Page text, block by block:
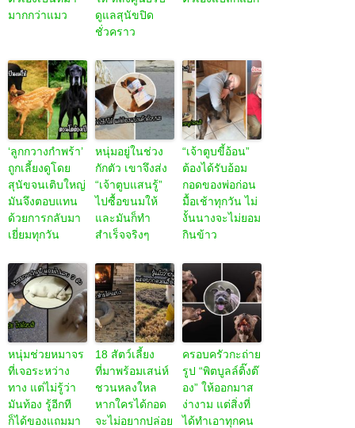
มากกว่าแมว
ดูแลสุนัขปิด
ชั่วคราว
‘ลูกกวางกำพร้า’
ถูกเลี้ยงดูโดย
สุนัขจนเติบใหญ่
มันจึงตอบแทน
ด้วยการกลับมา
เยี่ยมทุกวัน
หนุ่มอยู่ในช่วง
กักตัว เขาจึงส่ง
“เจ้าตูบแสนรู้”
ไปซื้อขนมให้
และมันก็ทำ
สำเร็จจริงๆ
“เจ้าตูบขี้อ้อน”
ต้องได้รับอ้อม
กอดของพ่อก่อน
มื้อเช้าทุกวัน ไม่
งั้นนางจะไม่ยอม
กินข้าว
หนุ่มช่วยหมาจร
ที่เจอระหว่าง
ทาง แต่ไม่รู้ว่า
มันท้อง รู้อีกที
ก็ได้ของแถมมา
18 สัตว์เลี้ยง
ที่มาพร้อมเสน่ห์
ชวนหลงใหล
หากใครได้กอด
จะไม่อยากปล่อย
ครอบครัวกะถ่าย
รูป “พิตบูลล์ติ๊งต๊
อง” ให้ออกมาส
ง่างาม แต่สิ่งที่
ได้ทำเอาทุกคน